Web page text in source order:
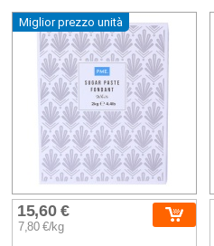
Miglior prezzo unità
15,60 €
7,80 €/kg